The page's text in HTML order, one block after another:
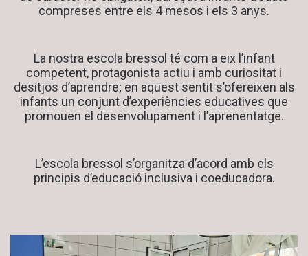
compreses entre els 4 mesos i els 3 anys.
La nostra escola bressol té com a eix l’infant
competent, protagonista actiu i amb curiositat i
desitjos d’aprendre; en aquest sentit s’ofereixen als
infants un conjunt d’experiències educatives que
promouen el desenvolupament i l’aprenentatge.
L’escola bressol s’organitza d’acord amb els
principis d’educació inclusiva i coeducadora.